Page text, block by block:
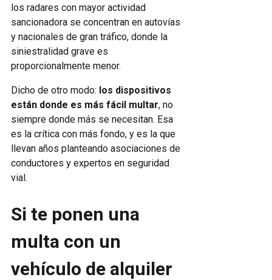
los radares con mayor actividad
sancionadora se concentran en autovías
y nacionales de gran tráfico, donde la
siniestralidad grave es
proporcionalmente menor.
Dicho de otro modo: los dispositivos
están donde es más fácil multar, no
siempre donde más se necesitan. Esa
es la crítica con más fondo, y es la que
llevan años planteando asociaciones de
conductores y expertos en seguridad
vial.
Si te ponen una
multa con un
vehículo de alquiler